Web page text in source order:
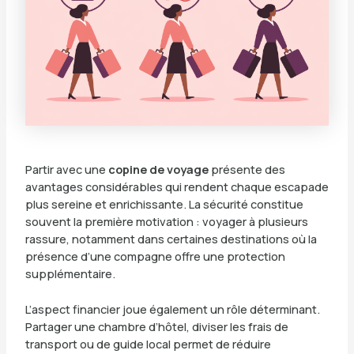
Partir avec une copine de voyageprésente des
avantages considérables qui rendent chaque escapade
plus sereine et enrichissante. La sécurité constitue
souvent la première motivation : voyager à plusieurs
rassure, notamment dans certaines destinations où la
présence d’une compagne offre une protection
supplémentaire.
L’aspect financier joue également un rôle déterminant.
Partager une chambre d’hôtel, diviser les frais de
transport ou de guide local permet de réduire